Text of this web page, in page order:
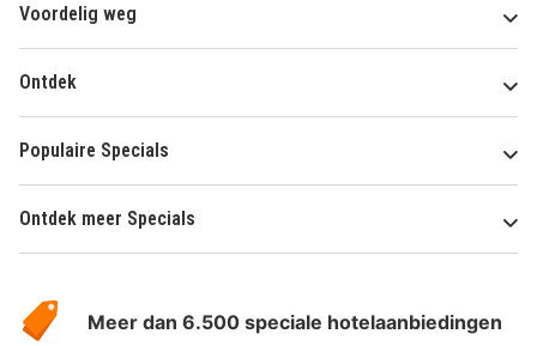
Voordelig weg
Ontdek
Populaire Specials
Ontdek meer Specials
HotelSpecials
Meer dan 6.500 speciale hotelaanbiedingen